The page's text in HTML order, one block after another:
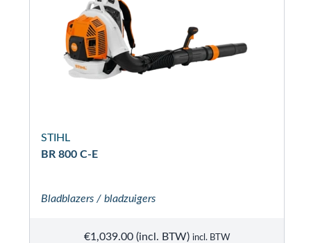
STIHL
BR 800 C-E
Bladblazers / bladzuigers
€1,039.00 incl. BTW